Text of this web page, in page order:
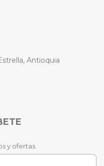
Antioquia
y ofertas.